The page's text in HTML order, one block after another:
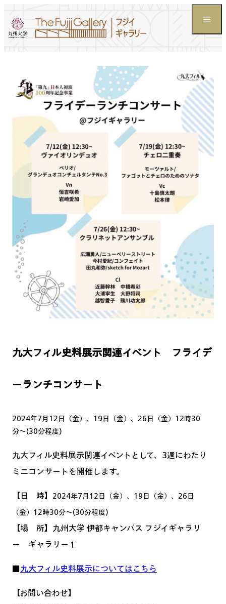
九大フィル史料展示関連イベント フライデ
ーランチコンサート
2024年7月12日（金）、19日（金）、26日（金）12時30
分〜(30分程度)
九大フィル史料展示関連イベントとして、3週にわたり
ミニコンサートを開催します。
【日 時】 2024年7月12日（金）、19日（金）、26日
（金）12時30分〜(30分程度)
【場 所】九州大学 伊都キャンパス フジイギャラリ
ー ギャラリー１
九大フィル史料展示についてはこちら
【お問い合わせ】